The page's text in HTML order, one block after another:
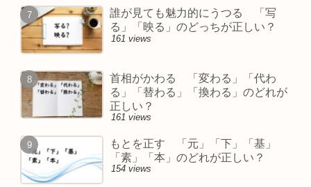
誰が見ても魅力的にうつる 「写
る」「映る」のどっちが正しい？
161 views
首相がかわる 「変わる」「代わ
る」「替わる」「換わる」のどれが
正しい？
161 views
もとを正す 「元」「下」「基」
「素」「本」のどれが正しい？
154 views